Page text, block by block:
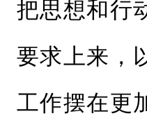
把思想和行
要求上来，
工作摆在更